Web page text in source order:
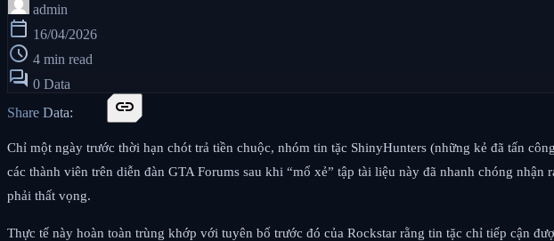
admin
calendar_today 16/04/2026
schedule 4 min read
forum 0 Data
Share Data:
link
Chỉ một ngày trước thời hạn chót trả tiền chuộc, nhóm tin tặc ShinyHunters (những kẻ đã tấn
các thành viên trên diễn đàn GTA Forums sau khi “mổ xẻ” tập tài liệu này đã nhanh chóng
phải thất vọng.
Thực tế này hoàn toàn trùng khớp với tuyên bố trước đó của Rockstar rằng tin tặc chỉ tiếp cận